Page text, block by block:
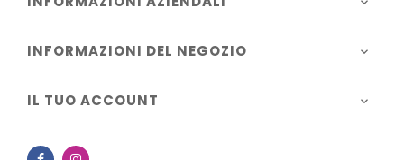
INFORMAZIONI DEL NEGOZIO 
IL TUO ACCOUNT 